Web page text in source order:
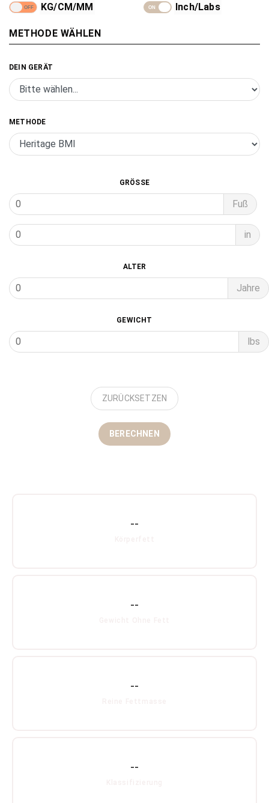
- Alle Produkte
- Springseil
- Fitness Maßband
- Caliper
KG/CM/MM
Inch/Labs
METHODE WÄHLEN
DEIN GERÄT
METHODE
GRÖSSE
Fuß
in
ALTER
Jahre
GEWICHT
lbs
ZURÜCKSETZEN
BERECHNEN
--
--
--
--